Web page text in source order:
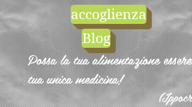
accoglienza
Blog
Possa la tua alimentazione essere
tua unica medicina!